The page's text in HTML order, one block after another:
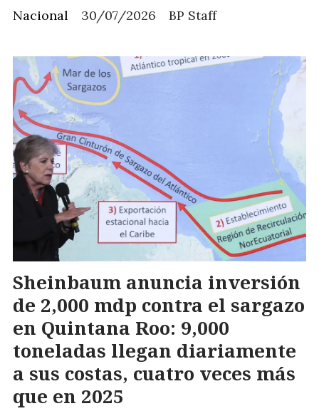
BP Staff
Nacional 30/07/2026
Sheinbaum anuncia inversión
de 2,000 mdp contra el sargazo
en Quintana Roo: 9,000
toneladas llegan diariamente
a sus costas, cuatro veces más
que en 2025